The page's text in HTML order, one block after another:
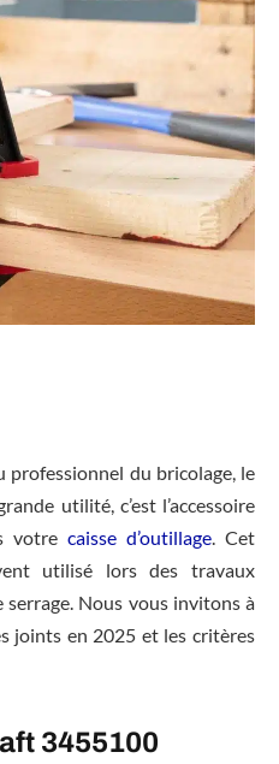
professionnel du bricolage, le
utilité, c’est l’accessoire
votre caisse d’outillage. Cet
utilisé lors des travaux
serrage. Nous vous invitons à
joints en 2025 et les critères
3455100